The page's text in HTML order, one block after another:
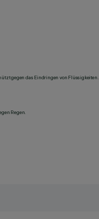
gegen das Eindringen von Flüssigkeiten.
Regen.